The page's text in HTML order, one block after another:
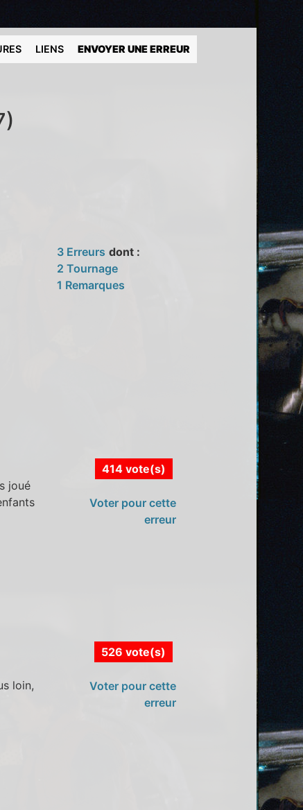
LIENS ENVOYER UNE ERREUR
3 Erreurs dont :
2 Tournage
1 Remarques
joué
414 vote(s)
Voter pour cette
erreur
loin,
526 vote(s)
Voter pour cette
erreur